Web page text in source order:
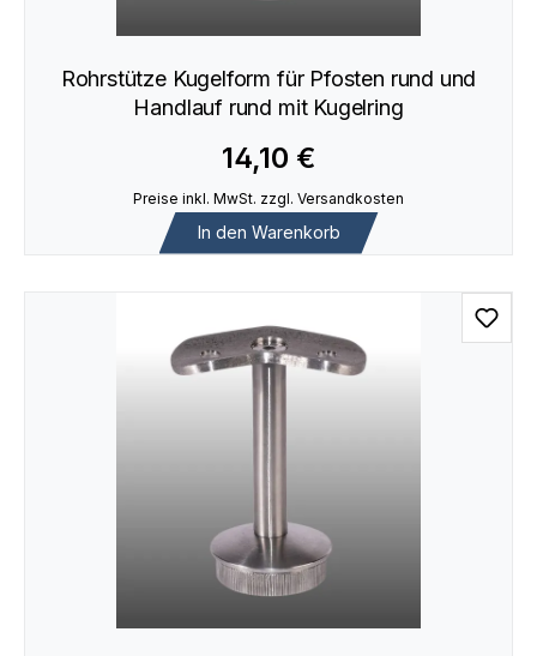
Rohrstütze Kugelform für Pfosten rund und
Handlauf rund mit Kugelring
14,10 €
Preise inkl. MwSt. zzgl. Versandkosten
In den Warenkorb